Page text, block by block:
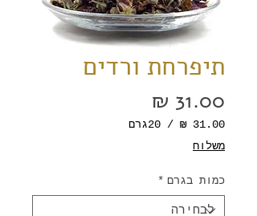
תיפרחת ורדים
/ 20גרם
לכל
Grams
משלוח
כמות בגרם *